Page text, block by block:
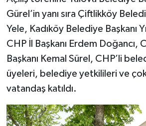
Gürel’in yanı sıra Çiftlikköy
Yele, Kadıköy Belediye Başkanı
CHP İl Başkanı Erdem Doğancı,
Başkanı Kemal Sürel, CHP’li
üyeleri, belediye yetkilileri ve çok
vatandaş katıldı.